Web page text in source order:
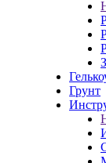
Грунт